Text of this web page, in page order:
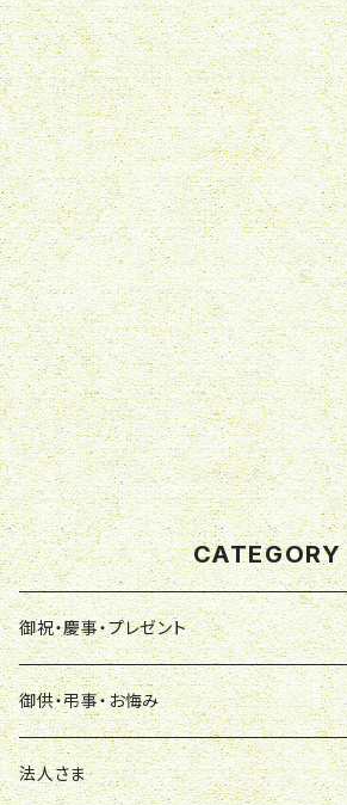
CATEGORY
御祝・慶事・プレゼント
アレンジメント
ワンサイド
花束
御供・弔事・お悔み
アレンジメント
法人さま